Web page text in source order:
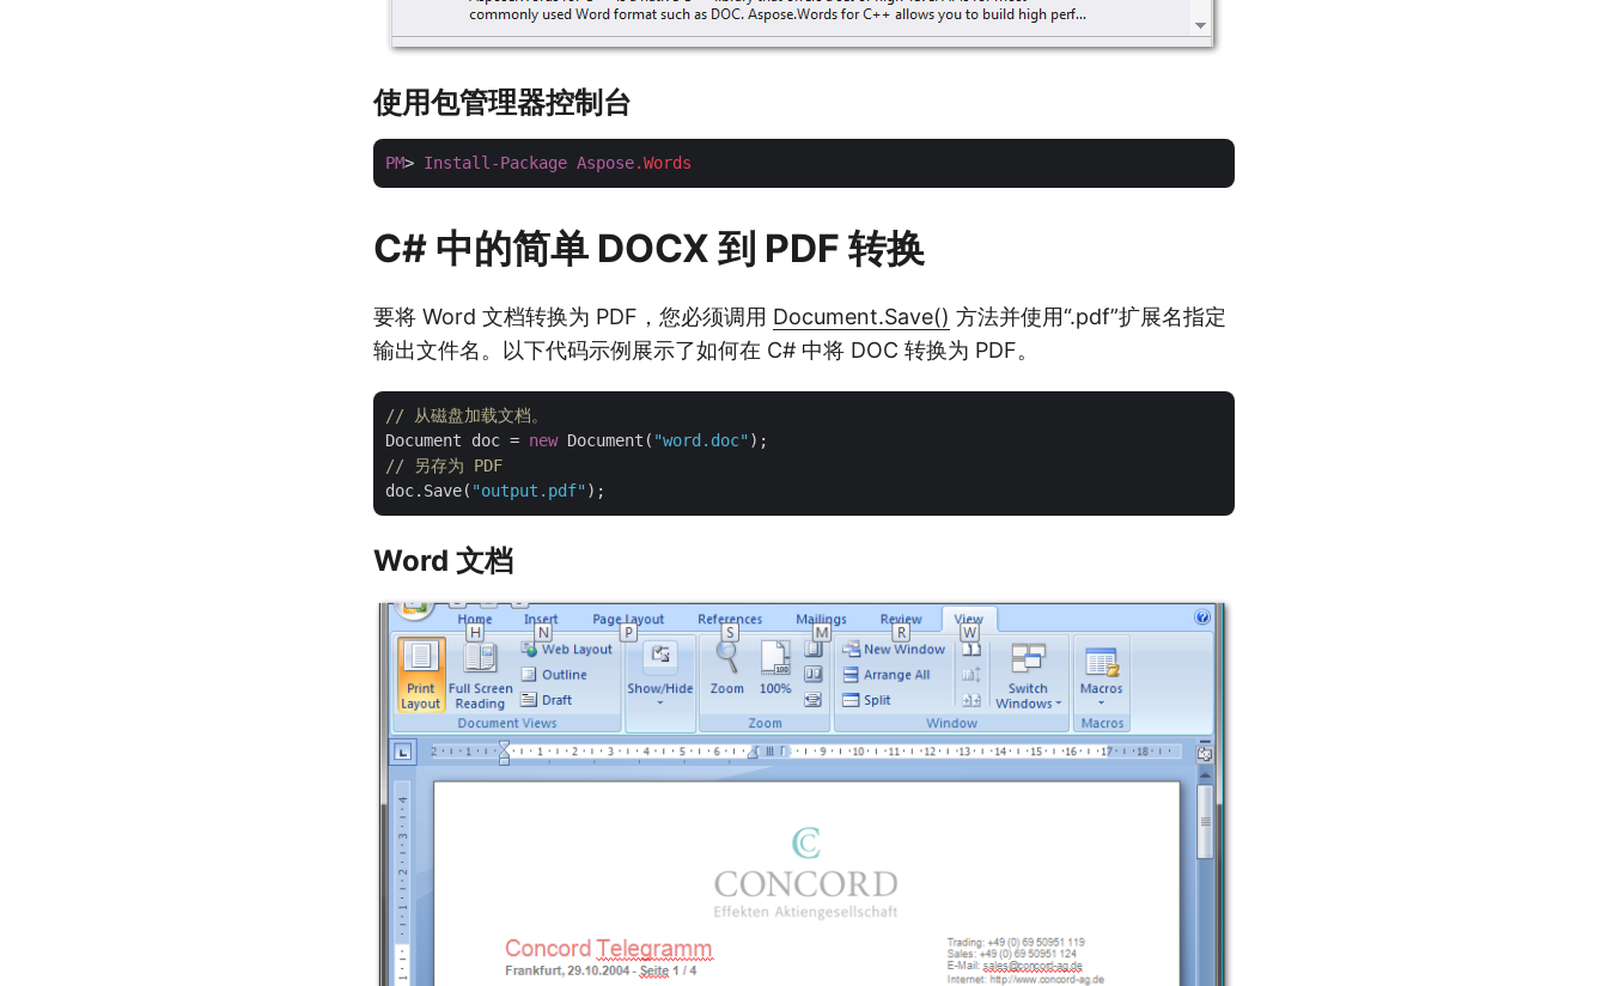
使用包管理器控制台
PM> Install-Package Aspose.Words
C# 中的简单 DOCX 到 PDF 转换
要将 Word 文档转换为 PDF，您必须调用 Document.Save() 方法并使用“.pdf”扩展名指定
输出文件名。以下代码示例展示了如何在 C# 中将 DOC 转换为 PDF。
// 从磁盘加载文档。
Document doc = new Document( "word.doc"
// 另存为 PDF
doc.Save( "output.pdf"
Word 文档